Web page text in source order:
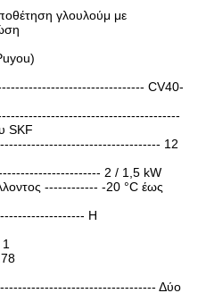
γλουλούμ με
CV40-
SKF
12
2 / 1,5 kW
------------ -20 °C έως
H
Δύο